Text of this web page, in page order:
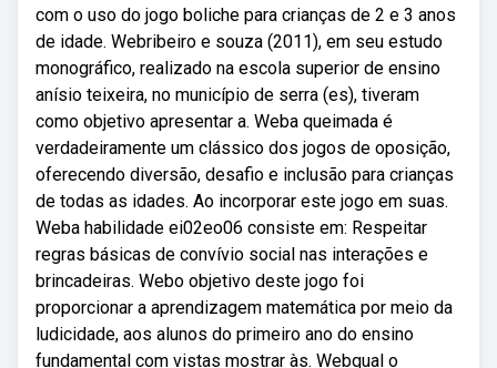
com o uso do jogo boliche para crianças de 2 e 3 anos
de idade. Webribeiro e souza (2011), em seu estudo
monográfico, realizado na escola superior de ensino
anísio teixeira, no município de serra (es), tiveram
como objetivo apresentar a. Weba queimada é
verdadeiramente um clássico dos jogos de oposição,
oferecendo diversão, desafio e inclusão para crianças
de todas as idades. Ao incorporar este jogo em suas.
Weba habilidade ei02eo06 consiste em: Respeitar
regras básicas de convívio social nas interações e
brincadeiras. Webo objetivo deste jogo foi
proporcionar a aprendizagem matemática por meio da
ludicidade, aos alunos do primeiro ano do ensino
fundamental com vistas mostrar às. Webqual o